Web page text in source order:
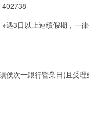
402738
※遇3日以上連續假期，一律
俟次一銀行營業日(且受